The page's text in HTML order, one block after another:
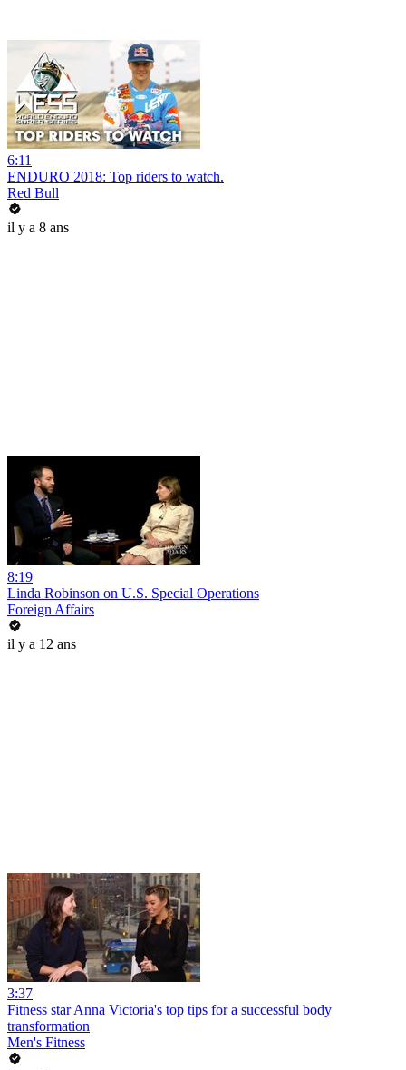
6:11
ENDURO 2018: Top riders to watch.
Red Bull
il y a 8 ans
8:19
Linda Robinson on U.S. Special Operations
Foreign Affairs
il y a 12 ans
3:37
Fitness star Anna Victoria's top tips for a successful body
transformation
Men's Fitness